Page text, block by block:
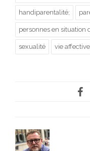
handiparentalité;
personnes en situation
sexualité vie